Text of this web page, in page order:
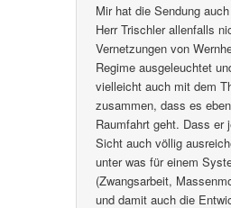
Mir hat die Sendung
Herr Trischler allenfalls
Vernetzungen von
Regime ausgeleuchtet
vielleicht auch mit dem
zusammen, dass es
Raumfahrt geht. Dass er
Sicht auch völlig
unter was für einem
(Zwangsarbeit,
und damit auch die